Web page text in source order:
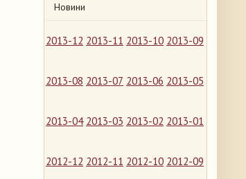
Новини
2013-12 2013-11 2013-10 2013-09
2013-08 2013-07 2013-06 2013-05
2013-04 2013-03 2013-02 2013-01
2012-12 2012-11 2012-10 2012-09